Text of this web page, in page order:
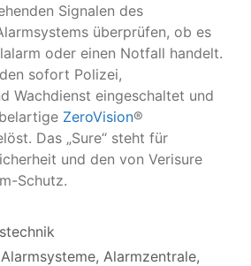
Signalen des
überprüfen, ob es
oder einen Notfall handelt.
sofort Polizei,
Wachdienst eingeschaltet und
ZeroVision®
Das „Sure“ steht für
und den von Verisure
Schutz.
Alarmsysteme, Alarmzentrale,